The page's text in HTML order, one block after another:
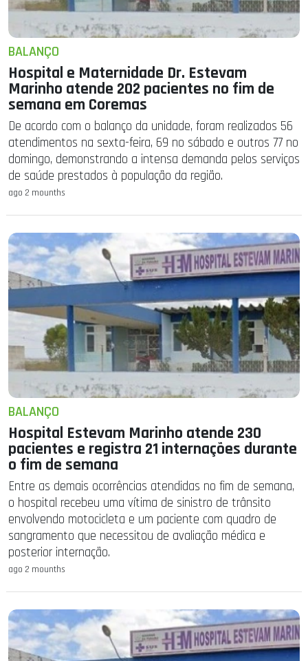
BALANÇO
Hospital e Maternidade Dr. Estevam
Marinho atende 202 pacientes no fim de
semana em Coremas
De acordo com o balanço da unidade, foram realizados 56
atendimentos na sexta-feira, 69 no sábado e outros 77 no
domingo, demonstrando a intensa demanda pelos serviços
de saúde prestados à população da região.
ago 2 mounths
BALANÇO
Hospital Estevam Marinho atende 230
pacientes e registra 21 internações durante
o fim de semana
Entre as demais ocorrências atendidas no fim de semana,
o hospital recebeu uma vítima de sinistro de trânsito
envolvendo motocicleta e um paciente com quadro de
sangramento que necessitou de avaliação médica e
posterior internação.
ago 2 mounths